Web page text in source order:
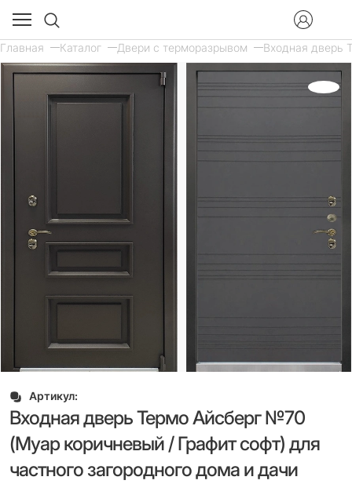
Главная Каталог Двери с терморазрывом Входная дверь
Артикул:
Входная дверь Термо Айсберг №70
(Муар коричневый / Графит софт) для
частного загородного дома и дачи